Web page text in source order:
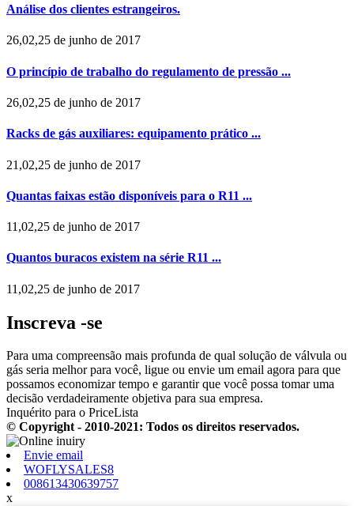
Análise dos clientes estrangeiros.
26,02,25 de junho de 2017
O princípio de trabalho do regulamento de pressão ...
26,02,25 de junho de 2017
Racks de gás auxiliares: equipamento prático ...
21,02,25 de junho de 2017
Quantas faixas estão disponíveis para o R11 ...
11,02,25 de junho de 2017
Quantos buracos existem na série R11 ...
11,02,25 de junho de 2017
Inscreva -se
Para uma compreensão mais profunda de qual solução de válvula ou
gás seria melhor para você, ligue ou envie um email agora para que
possamos economizar tempo e garantir que você possa tomar uma
decisão verdadeiramente objetiva para sua empresa.
Inquérito para o PriceLista
© Copyright - 2010-2021: Todos os direitos reservados.
Envie email
WOFLYSALES8
008613430639757
x